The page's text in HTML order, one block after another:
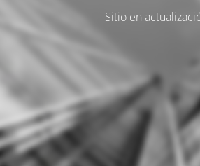
Sitio en